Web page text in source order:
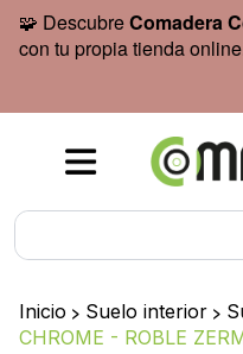
🧩 DescubreComadera
con tu propia tienda
Inicio > Suelo interior >
CHROME - ROBLE